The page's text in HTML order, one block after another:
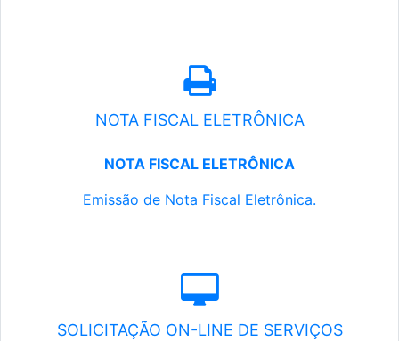
NOTA FISCAL ELETRÔNICA
NOTA FISCAL ELETRÔNICA
Emissão de Nota Fiscal Eletrônica.
SOLICITAÇÃO ON-LINE DE SERVIÇOS